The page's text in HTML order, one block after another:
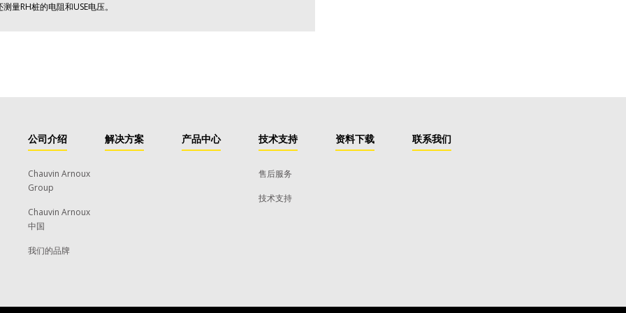
测量RH桩的电阻和USE电压。
公司介绍
Chauvin Arnoux
Group
Chauvin Arnoux
中国
我们的品牌
解决方案 产品中心 技术支持
售后服务
技术支持
资料下载 联系我们